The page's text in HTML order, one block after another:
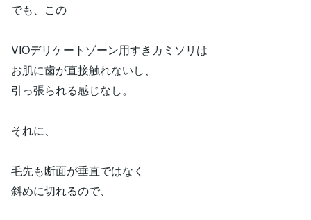
でも、この
VIOデリケートゾーン用すきカミソリは
お肌に歯が直接触れないし、
引っ張られる感じなし。
それに、
毛先も断面が垂直ではなく
斜めに切れるので、